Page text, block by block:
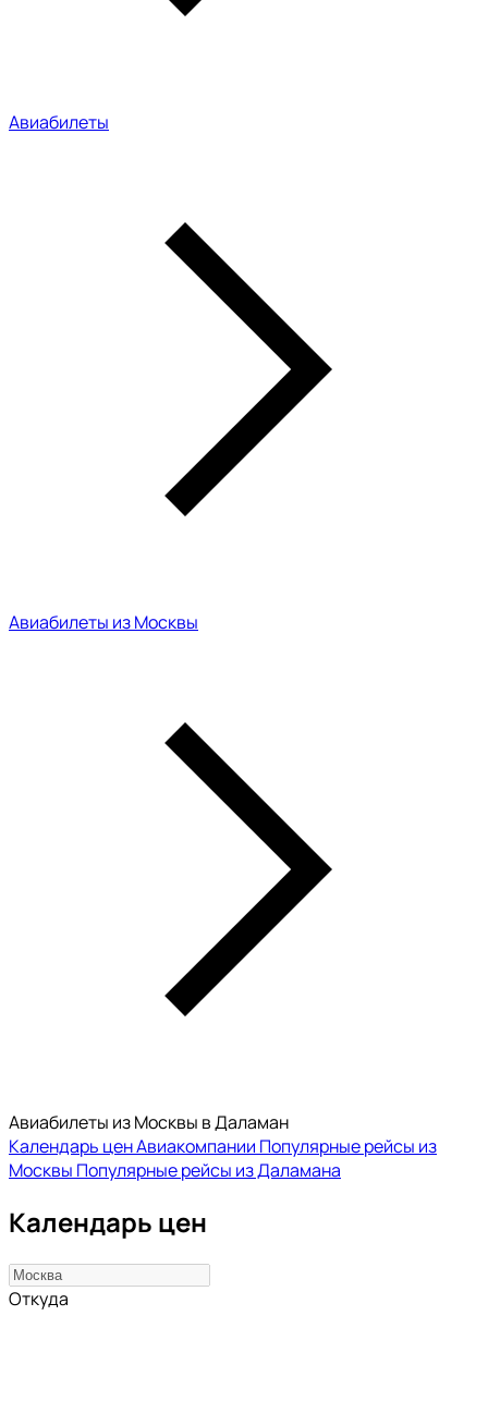
Авиабилеты
Авиабилеты из Москвы
Авиабилеты из Москвы в Даламан
Календарь ценАвиакомпании Популярные рейсы из
Москвы Популярные рейсы из Даламана
Календарь цен
Откуда